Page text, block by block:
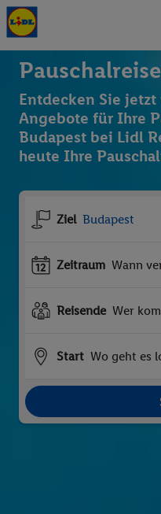
Entdecken Sie
Angebote für Ihre
Budapest bei Lidl
heute Ihre
Ziel Budapest
Zeitraum Wann
Reisende Wer
Start Wo geht es